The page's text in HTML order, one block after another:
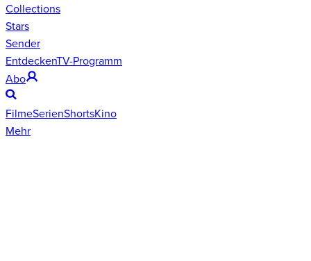
Collections
Stars
Sender
EntdeckenTV-Programm
Abo
FilmeSerienShortsKino
Mehr